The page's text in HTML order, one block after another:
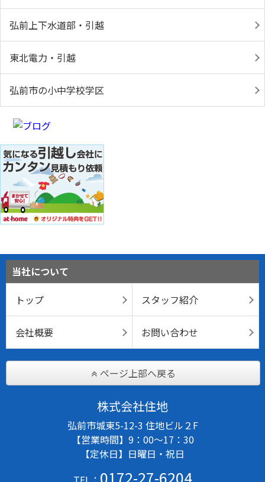
弘前上下水道部・引越
東北電力・引越
弘前市の小中学校学区
当社について
トップ
スタッフ紹介
会社概要 お問い合わせ
ページ上部へ戻る
株式会社住地
弘前市城東5-12-3 住地ビル２F
【営業時間】9：00～17：30
【定休日】日曜日・祝日
0172-27-6204